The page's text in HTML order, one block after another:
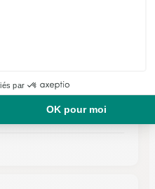
Merci pour la qualité de